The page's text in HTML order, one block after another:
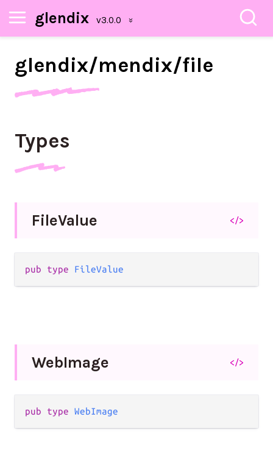
glendix
glendix/mendix/file
Types
FileValue </>
pub type FileValue
WebImage </>
pub type WebImage